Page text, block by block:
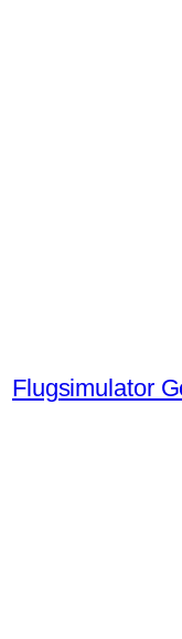
Flugsimulator